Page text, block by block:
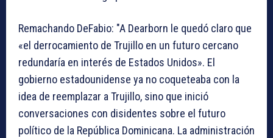
Remachando DeFabio: "A Dearborn le quedó claro que
«el derrocamiento de Trujillo en un futuro cercano
redundaría en interés de Estados Unidos». El
gobierno estadounidense ya no coqueteaba con la
idea de reemplazar a Trujillo, sino que inició
conversaciones con disidentes sobre el futuro
político de la República Dominicana. La administración